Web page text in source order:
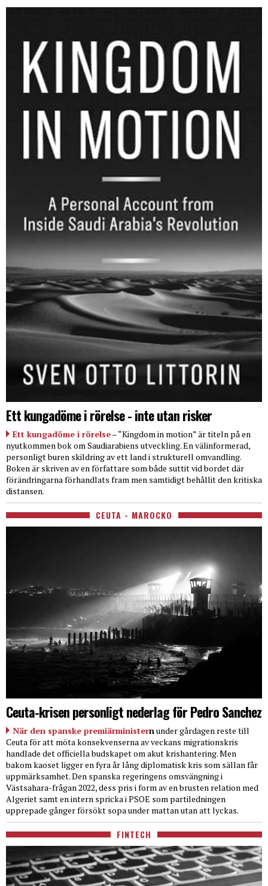
Ett kungadöme i rörelse - inte utan risker
Ett kungadöme i rörelse– “Kingdom in motion” är titeln på en
nyutkommen bok om Saudiarabiens utveckling. En välinformerad,
personligt buren skildring av ett land i strukturell omvandling.
Boken är skriven av en författare som både suttit vid bordet där
förändringarna förhandlats fram men samtidigt behållit den kritiska
distansen.
CEUTA - MAROCKO
Ceuta-krisen personligt nederlag för Pedro Sanchez
När den spanske premiärministernunder gårdagen reste till
Ceuta för att möta konsekvenserna av veckans migrationskris
handlade det officiella budskapet om akut krishantering. Men
bakom kaoset ligger en fyra år lång diplomatisk kris som sällan får
uppmärksamhet. Den spanska regeringens omsvängning i
Västsahara-frågan 2022, dess pris i form av en brusten relation med
Algeriet samt en intern spricka i PSOE som partiledningen
upprepade gånger försökt sopa under mattan utan att lyckas.
FINTECH